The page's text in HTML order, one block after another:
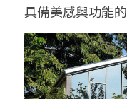
具備美感與功能的